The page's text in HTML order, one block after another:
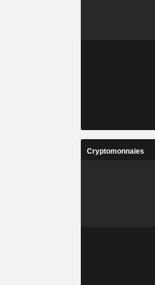
Cryptomonnaies